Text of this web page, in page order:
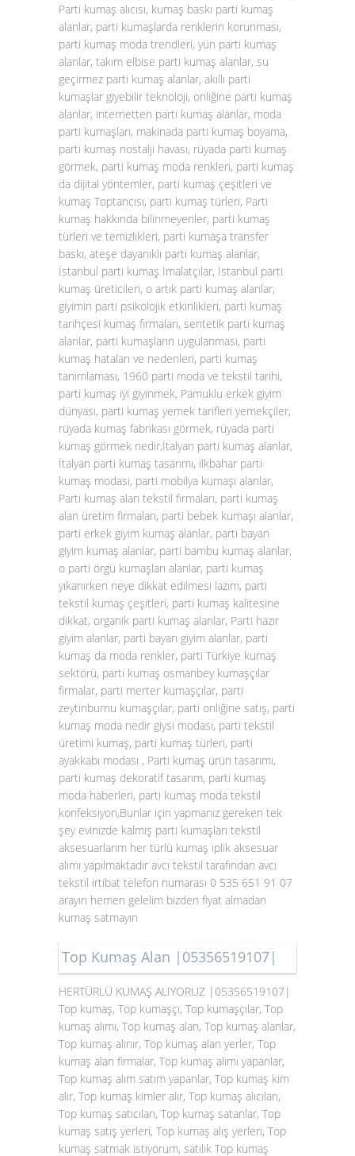
Parti kumaş alıcısı, kumaş baskı parti kumaş
alanlar, parti kumaşlarda renklerin korunması,
parti kumaş moda trendleri, yün parti kumaş
alanlar, takım elbise parti kumaş alanlar, su
geçirmez parti kumaş alanlar, akıllı parti
kumaşlar giyebilir teknoloji, onliğine parti kumaş
alanlar, internetten parti kumaş alanlar, moda
parti kumaşları, makinada parti kumaş boyama,
parti kumaş nostalji havası, rüyada parti kumaş
görmek, parti kumaş moda renkleri, parti kumaş
da dijital yöntemler, parti kumaş çeşitleri ve
kumaş Toptancısı, parti kumaş türleri, Parti
kumaş hakkında bilinmeyenler, parti kumaş
türleri ve temizlikleri, parti kumaşa transfer
baskı, ateşe dayanıklı parti kumaş alanlar,
İstanbul parti kumaş İmalatçılar, İstanbul parti
kumaş üreticileri, o artık parti kumaş alanlar,
giyimin parti psikolojik etkinlikleri, parti kumaş
tarihçesi kumaş firmaları, sentetik parti kumaş
alanlar, parti kumaşların uygulanması, parti
kumaş hataları ve nedenleri, parti kumaş
tanımlaması, 1960 parti moda ve tekstil tarihi,
parti kumaş iyi giyinmek, Pamuklu erkek giyim
dünyası, parti kumaş yemek tarifleri yemekçiler,
rüyada kumaş fabrikası görmek, rüyada parti
kumaş görmek nedir,İtalyan parti kumaş alanlar,
İtalyan parti kumaş tasarımı, ilkbahar parti
kumaş modası, parti mobilya kumaşı alanlar,
Parti kumaş alan tekstil firmaları, parti kumaş
alan üretim firmaları, parti bebek kumaşı alanlar,
parti erkek giyim kumaş alanlar, parti bayan
giyim kumaş alanlar, parti bambu kumaş alanlar,
o parti örgü kumaşları alanlar, parti kumaş
yıkanırken neye dikkat edilmesi lazım, parti
tekstil kumaş çeşitleri, parti kumaş kalitesine
dikkat, organik parti kumaş alanlar, Parti hazır
giyim alanlar, parti bayan giyim alanlar, parti
kumaş da moda renkler, parti Türkiye kumaş
sektörü, parti kumaş osmanbey kumaşçılar
firmalar, parti merter kumaşçılar, parti
zeytinburnu kumaşçılar, parti onliğine satış, parti
kumaş moda nedir giysi modası, parti tekstil
üretimi kumaş, parti kumaş türleri, parti
ayakkabı modası , Parti kumaş ürün tasarımı,
parti kumaş dekoratif tasarım, parti kumaş
moda haberleri, parti kumaş moda tekstil
konfeksiyon,Bunlar için yapmanız gereken tek
şey evinizde kalmış parti kumaşları tekstil
aksesuarlarım her türlü kumaş iplik aksesuar
alımı yapılmaktadır avcı tekstil tarafından avcı
tekstil irtibat telefon numarası 0 535 651 91 07
arayın hemen gelelim bizden fiyat almadan
kumaş satmayın
Top Kumaş Alan |05356519107|
HERTÜRLÜ KUMAŞ ALIYORUZ |05356519107|
Top kumaş, Top kumaşçı, Top kumaşçılar, Top
kumaş alımı, Top kumaş alan, Top kumaş alanlar,
Top kumaş alınır, Top kumaş alan yerler, Top
kumaş alan firmalar, Top kumaş alımı yapanlar,
Top kumaş alım satım yapanlar, Top kumaş kim
alır, Top kumaş kimler alır, Top kumaş alıcıları,
Top kumaş satıcıları, Top kumaş satanlar, Top
kumaş satış yerleri, Top kumaş alış yerleri, Top
kumaş satmak istiyorum, satılık Top kumaş